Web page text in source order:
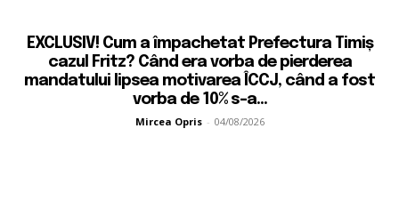
EXCLUSIV! Cum a împachetat Prefectura Timiș
cazul Fritz? Când era vorba de pierderea
mandatului lipsea motivarea ÎCCJ, când a fost
vorba de 10% s-a...
Mircea Opris - 04/08/2026